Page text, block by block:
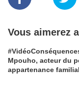
Vous aimerez
Mpouho, acteur du
appartenance